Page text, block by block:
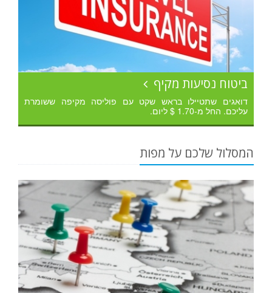
ביטוח נסיעות מקיף
דואגים שתטיילו בראש שקט עם פוליסה מקיפה ששומרת
עליכם. החל מ-1.70 $ ליום.
המסלול שלכם על מפות